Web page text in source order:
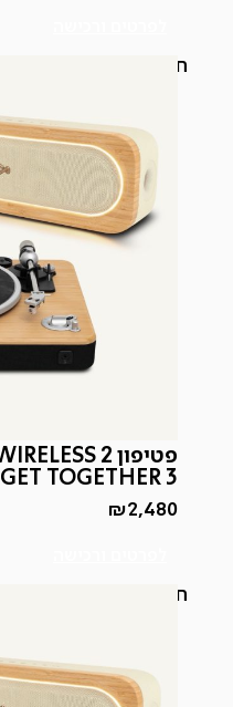
חדש באתר
GET TOGETHER 3
₪2,480
חדש באתר